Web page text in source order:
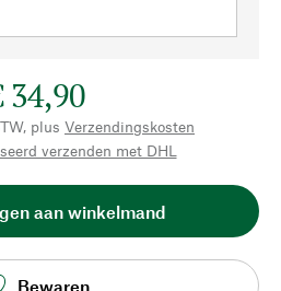
34,90
plus Verzendingskosten
verzenden met DHL
aan winkelmand
Bewaren